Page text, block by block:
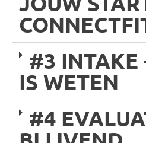
#3 INTAKE
IS WETEN
#4